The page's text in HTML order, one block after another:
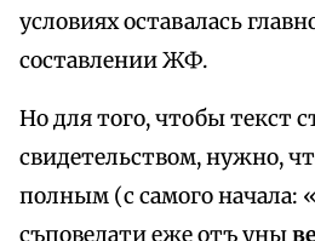
условиях оставалась
составлении ЖФ.
Но для того, чтобы текст
свидетельством, нужно,
полным (с самого начала:
съповедати еже отъ уны